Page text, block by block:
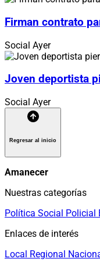
Firman contrato
Social Ayer
Joven deportista
Social Ayer
Regresar al inicio
Amanecer
Nuestras categorías
Política Social Policial
Enlaces de interés
Local Regional